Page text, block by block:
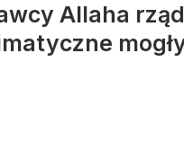
Allaha